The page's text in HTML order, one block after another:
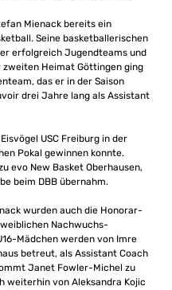
Mienack bereits ein
Seine basketballerischen
erfolgreich Jugendteams und
Heimat Göttingen ging
das er in der Saison
drei Jahre lang als Assistant
USC Freiburg in der
Pokal gewinnen konnte.
evo New Basket Oberhausen,
beim DBB übernahm.
wurden auch die Honorar-
Nachwuchs-
Mädchen werden von Imre
betreut, als Assistant Coach
Janet Fowler-Michel zu
weiterhin von Aleksandra Kojic